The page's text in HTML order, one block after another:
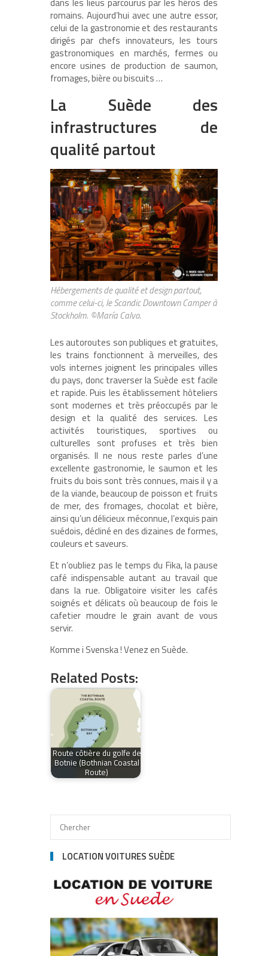
dans les lieus parcourus par les héros des
romains. Aujourd’hui avec une autre essor,
celui de la gastronomie et des restaurants
dirigés par chefs innovateurs, les tours
gastronomiques en marchés, fermes ou
encore usines de production de saumon,
fromages, bière ou biscuits …
La Suède des
infrastructures de
qualité partout
Hébergements de qualité et design partout,
comme celui-ci, le Scandic Downtown Camper à
Stockholm. ©María Calvo.
Les autoroutes son publiques et gratuites,
les trains fonctionnent à merveilles, des
vols internes joignent les principales villes
du pays, donc traverser la Suède est facile
et rapide. Puis les établissement hôteliers
sont modernes et très préoccupés par le
design et la qualité des services. Les
activités touristiques, sportives ou
culturelles sont profuses et très bien
organisés. Il ne nous reste parles d’une
excellente gastronomie, le saumon et les
fruits du bois sont très connues, mais il y a
de la viande, beaucoup de poisson et fruits
de mer, des fromages, chocolat et bière,
ainsi qu’un délicieux méconnue, l’exquis pain
suédois, décliné en des dizaines de formes,
couleurs et saveurs.
Et n’oubliez pas le temps du Fika, la pause
café indispensable autant au travail que
dans la rue. Obligatoire visiter les cafés
soignés et délicats où beaucoup de fois le
cafetier moudre le grain avant de vous
servir.
Komme i Svenska ! Venez en Suède.
Related Posts:
Route côtière du golfe de
Botnie (Bothnian Coastal
Route)
LOCATION VOITURES SUÈDE